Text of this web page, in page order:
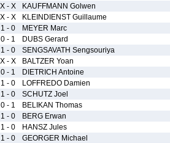
X - X KAUFFMANN Golwen
X - X KLEINDIENST Guillaume
1 - 0 MEYER Marc
0 - 1 DUBS Gerard
1 - 0 SENGSAVATH Sengsouriya
X - X BALTZER Yoan
0 - 1 DIETRICH Antoine
1 - 0 LOFFREDO Damien
1 - 0 SCHUTZ Joel
0 - 1 BELIKAN Thomas
1 - 0 BERG Erwan
1 - 0 HANSZ Jules
1 - 0 GEORGER Michael